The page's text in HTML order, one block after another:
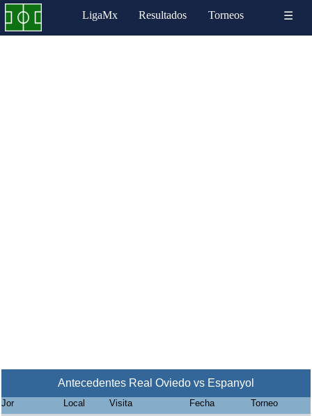
LigaMx Resultados Torneos ☰
Antecedentes Real Oviedo vs Espanyol
Jor Local Visita Fecha
Torneo